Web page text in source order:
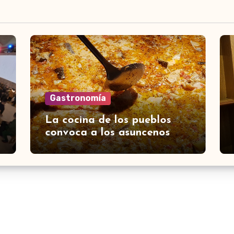
Gastronomía
La cocina de los pueblos
convoca a los asuncenos